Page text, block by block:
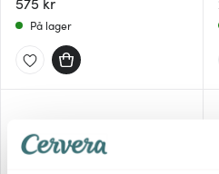
På lager